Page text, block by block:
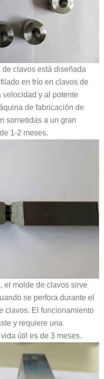
de clavos está diseñada
en frío en clavos de
y al potente
de fabricación de
sometidas a un gran
1-2 meses.
el molde de clavos sirve
se perfora durante el
clavos. El funcionamiento
y requiere una
útil es de 3 meses.